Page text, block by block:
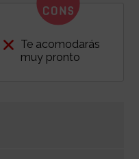
Te acomodarás
muy pronto